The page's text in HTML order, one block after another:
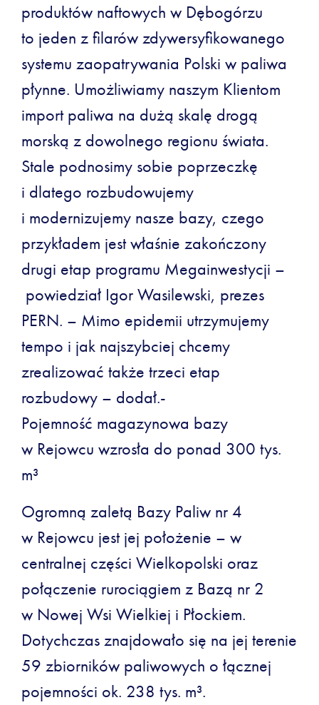
produktów naftowych w Dębogórzu
to jeden z filarów zdywersyfikowanego
systemu zaopatrywania Polski w paliwa
płynne. Umożliwiamy naszym Klientom
import paliwa na dużą skalę drogą
morską z dowolnego regionu świata.
Stale podnosimy sobie poprzeczkę
i dlatego rozbudowujemy
i modernizujemy nasze bazy, czego
przykładem jest właśnie zakończony
drugi etap programu Megainwestycji –
powiedział Igor Wasilewski, prezes
PERN. – Mimo epidemii utrzymujemy
tempo i jak najszybciej chcemy
zrealizować także trzeci etap
rozbudowy ­– dodał.-
Pojemność magazynowa bazy
w Rejowcu wzrosła do ponad 300 tys.
m³
Ogromną zaletą Bazy Paliw nr 4
w Rejowcu jest jej położenie – w
centralnej części Wielkopolski oraz
połączenie rurociągiem z Bazą nr 2
w Nowej Wsi Wielkiej i Płockiem.
Dotychczas znajdowało się na jej terenie
59 zbiorników paliwowych o łącznej
pojemności ok. 238 tys. m³.